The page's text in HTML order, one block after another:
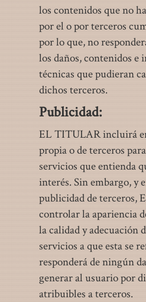
los contenidos que no
por el o por terceros
por lo que, no
los daños, contenidos e
técnicas que pudieran
dichos terceros.
Publicidad:
EL TITULAR incluirá
propia o de terceros
servicios que entienda
interés. Sin embargo, y
publicidad de terceros,
controlar la apariencia
la calidad y adecuación
servicios a que esta se
responderá de ningún
generar al usuario por
atribuibles a terceros.